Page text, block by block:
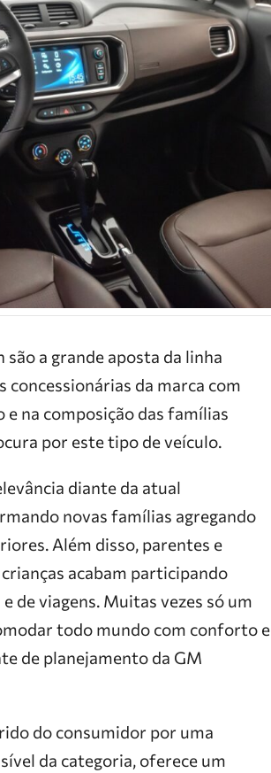
a grande aposta da linha
concessionárias da marca com
na composição das famílias
por este tipo de veículo.
diante da atual
novas famílias agregando
Além disso, parentes e
acabam participando
de viagens. Muitas vezes só um
todo mundo com conforto e
de planejamento da GM
do consumidor por uma
da categoria, oferece um